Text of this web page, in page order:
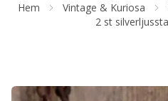
Hem Vintage & Kuriosa
2 st